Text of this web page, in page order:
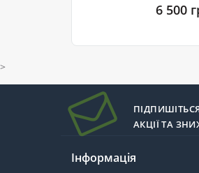
6 500
>
АКЦІЇ ТА
Інформація